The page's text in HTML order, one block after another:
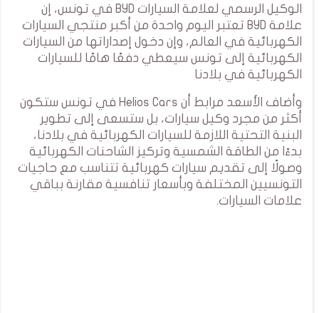
الوكيل الرسمي لعلامة السيارات BYD في تونس، إن
علامة BYD تعتبر اليوم واحدة من أكبر منتجي السيارات
الكهربائية في العالم، وإن دخول إصداراتها من السيارات
الكهربائية إلى تونس سيعطي دفعًا هامًا للسيارات
الكهربائية في بلادنا
وأضاف الأسعد مرابط أن Helios Cars في تونس ستكون
أكثر من مجرد وكيل سيارات، بل ستسعى إلى تطوير
البنية التحتية اللازمة للسيارات الكهربائية في بلادنا،
بدءًا من الطاقة الشمسية وتركيز الشاحنات الكهربائية
وصولًا إلى تقديم سيارات كهربائية تتناسب مع حاجيات
التونسيين المختلفة وبأسعار تنافسية مقارنة بباقي
علامات السيارات.